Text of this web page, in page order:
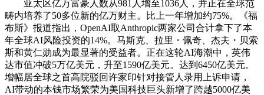
亚太区亿万富豪人数从981人增至1036人，并正在全球范
畴内培养了50多位新的亿万财主。比上一年增加约75%。《福
布斯》报道指出，OpenAI取Anthropic两家公司合计拿下了本
年全球AI风险投资的14%。马斯克、拉里・佩奇、杰夫・贝索
斯和黄仁勋成为最显著的受益者。正在这轮AI海潮中，英伟
达市值冲破5万亿美元，升至1590亿美元。达到6450亿美元。
增幅居全球之首高院驳回许家印针对接管人录用上诉申请，
AI带动的本钱市场繁荣为美国科技巨头新增了跨越5000亿美